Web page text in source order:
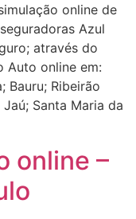
online de
Azul
através do
Auto online em:
Bauru; Ribeirão
Santa Maria da
online –